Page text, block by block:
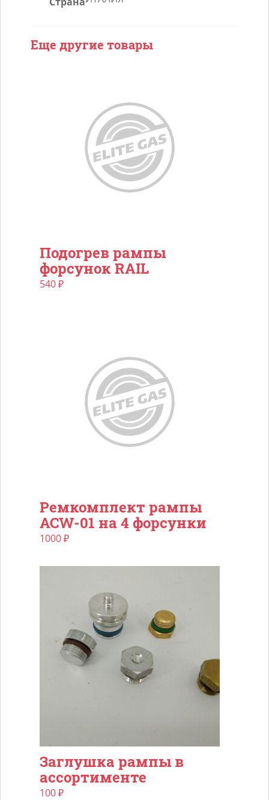
Еще другие товары
Подогрев рампы
форсунок RAIL
540₽
Ремкомплект рампы
ACW-01 на 4 форсунки
1000₽
Заглушка рампы в
ассортименте
100₽